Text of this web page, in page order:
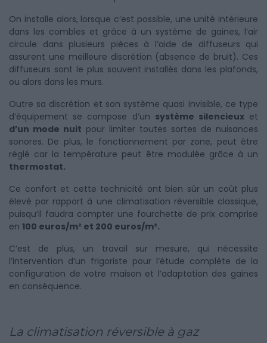
On installe alors, lorsque c’est possible, une unité intérieure
dans les combles et grâce à un système de gaines, l’air
circule dans plusieurs pièces à l’aide de diffuseurs qui
assurent une meilleure discrétion (absence de bruit). Ces
diffuseurs sont le plus souvent installés dans les plafonds,
ou alors dans les murs.
Outre sa discrétion et son système quasi invisible, ce type
d’équipement se compose d’un système silencieuxet
d’un mode nuit pour limiter toutes sortes de nuisances
sonores. De plus, le fonctionnement par zone, peut être
réglé car la température peut être modulée grâce à un
thermostat.
Ce confort et cette technicité ont bien sûr un coût plus
élevé par rapport à une climatisation réversible classique,
puisqu’il faudra compter une fourchette de prix comprise
en 100 euros/m² et 200 euros/m².
C’est de plus, un travail sur mesure, qui nécessite
l’intervention d’un frigoriste pour l’étude complète de la
configuration de votre maison et l’adaptation des gaines
en conséquence.
La climatisation réversible à gaz